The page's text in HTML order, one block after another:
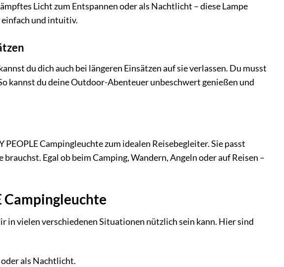
Licht zum Entspannen oder als Nachtlicht – diese Lampe
einfach und intuitiv.
du dich auch bei längeren Einsätzen auf sie verlassen. Du musst
kannst du deine Outdoor-Abenteuer unbeschwert genießen und
Campingleuchte zum idealen Reisebegleiter. Sie passt
Egal ob beim Camping, Wandern, Angeln oder auf Reisen –
Campingleuchte
in vielen verschiedenen Situationen nützlich sein kann. Hier sind
als Nachtlicht.